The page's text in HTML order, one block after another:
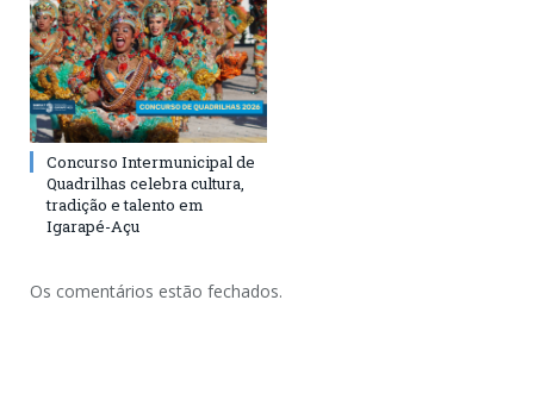
Concurso Intermunicipal de
Quadrilhas celebra cultura,
tradição e talento em
Igarapé-Açu
Os comentários estão fechados.